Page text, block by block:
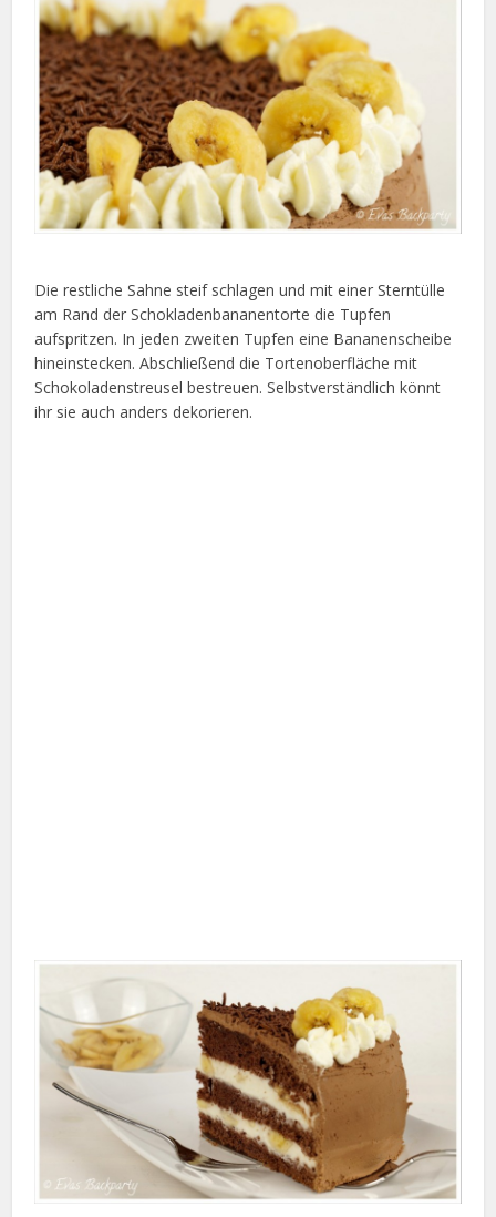
Die restliche Sahne steif schlagen und mit einer Sterntülle
am Rand der Schokladenbananentorte die Tupfen
aufspritzen. In jeden zweiten Tupfen eine Bananenscheibe
hineinstecken. Abschließend die Tortenoberfläche mit
Schokoladenstreusel bestreuen. Selbstverständlich könnt
ihr sie auch anders dekorieren.